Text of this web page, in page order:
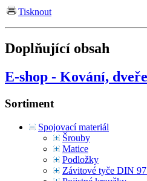
Tisknout
Doplňující obsah
E-shop - Kování, dveře
Sortiment
Spojovací materiál
Šrouby
Matice
Podložky
Závitové tyče DIN